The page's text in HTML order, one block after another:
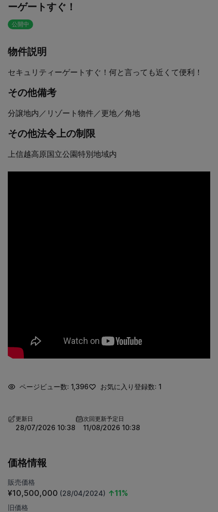
ーゲートすぐ！
公開中
物件説明
セキュリティーゲートすぐ！何と言っても近くて便利！
その他備考
分譲地内／リゾート物件／更地／角地
その他法令上の制限
上信越高原国立公園特別地域内
ページビュー数: 1,396 お気に入り登録数: 1
更新日
28/07/2026 10:38
次回更新予定日
11/08/2026 10:38
価格情報
販売価格
¥10,500,000 (28/04/2024) ↑11%
旧価格